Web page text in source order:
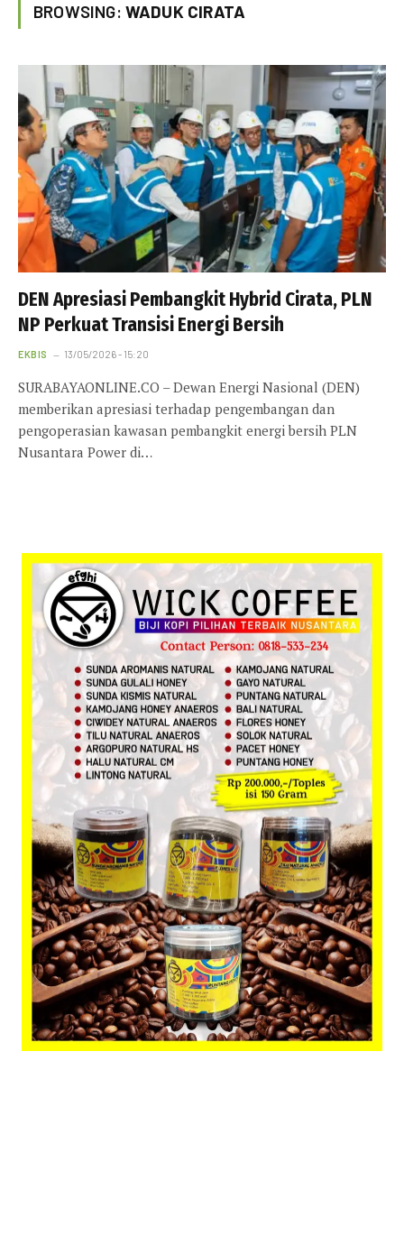
BROWSING: WADUK CIRATA
DEN Apresiasi Pembangkit Hybrid Cirata, PLN
NP Perkuat Transisi Energi Bersih
EKBIS 13/05/2026 - 15:20
SURABAYAONLINE.CO – Dewan Energi Nasional (DEN)
memberikan apresiasi terhadap pengembangan dan
pengoperasian kawasan pembangkit energi bersih PLN
Nusantara Power di…